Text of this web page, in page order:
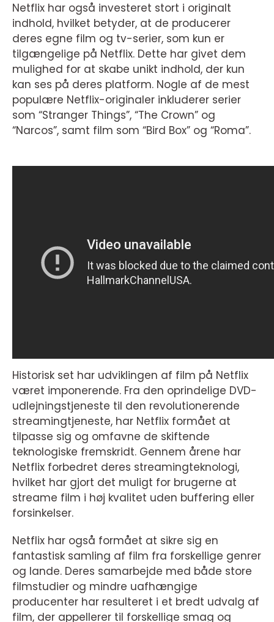
Netflix har også investeret stort i originalt
indhold, hvilket betyder, at de producerer
deres egne film og tv-serier, som kun er
tilgængelige på Netflix. Dette har givet dem
mulighed for at skabe unikt indhold, der kun
kan ses på deres platform. Nogle af de mest
populære Netflix-originaler inkluderer serier
som “Stranger Things”, “The Crown” og
“Narcos”, samt film som “Bird Box” og “Roma”.
Historisk set har udviklingen af film på Netflix
været imponerende. Fra den oprindelige DVD-
udlejningstjeneste til den revolutionerende
streamingtjeneste, har Netflix formået at
tilpasse sig og omfavne de skiftende
teknologiske fremskridt. Gennem årene har
Netflix forbedret deres streamingteknologi,
hvilket har gjort det muligt for brugerne at
streame film i høj kvalitet uden buffering eller
forsinkelser.
Netflix har også formået at sikre sig en
fantastisk samling af film fra forskellige genrer
og lande. Deres samarbejde med både store
filmstudier og mindre uafhængige
producenter har resulteret i et bredt udvalg af
film, der appellerer til forskellige smag og